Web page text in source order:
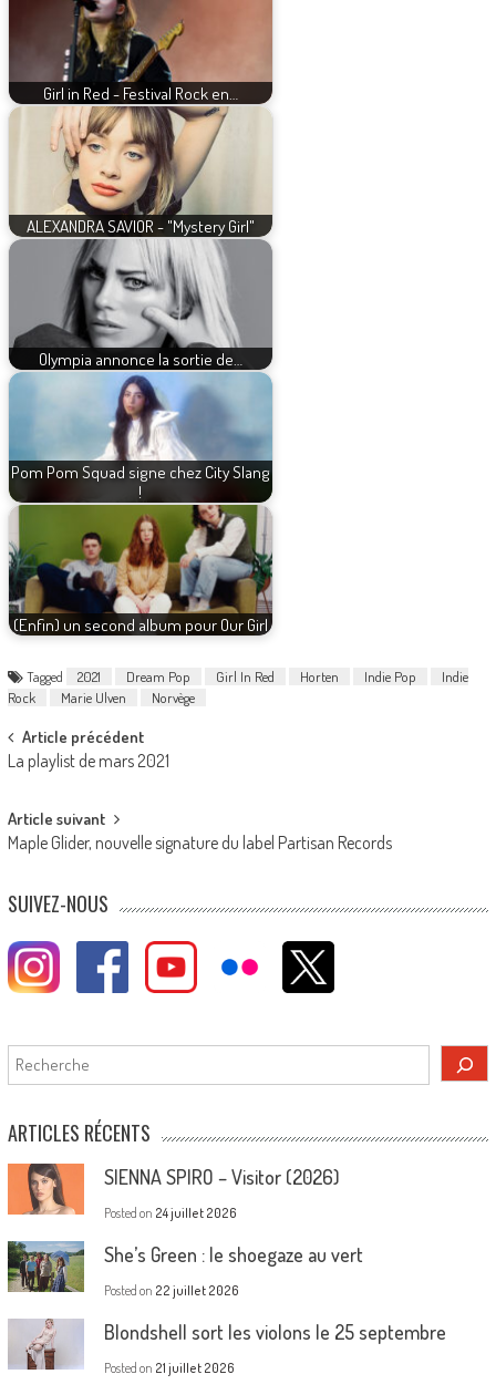
Girl in Red - Festival Rock en…
ALEXANDRA SAVIOR - "Mystery Girl"
Olympia annonce la sortie de…
Pom Pom Squad signe chez City Slang
!
(Enfin) un second album pour Our Girl
Tagged 2021 Dream Pop Girl In Red Horten Indie Pop
Indie
Rock
Marie Ulven Norvège
Post
navigation
Article précédent
La playlist de mars 2021
Article suivant
Maple Glider, nouvelle signature du label Partisan Records
SUIVEZ-NOUS
Rechercher
ARTICLES RÉCENTS
SIENNA SPIRO – Visitor (2026)
Posted on 24 juillet 2026
She’s Green : le shoegaze au vert
Posted on 22 juillet 2026
Blondshell sort les violons le 25 septembre
Posted on 21 juillet 2026